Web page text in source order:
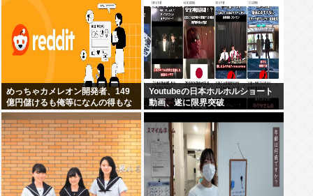
めっちゃカメレオン開発者、149
億円儲けるも俺等になんの得もな
いだろと欧米白人掲示板redditで
話題に
Youtubeの日本ホルホルショート
動画、遂に限界突破